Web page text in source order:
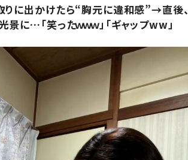
りに出かけたら“胸元に違和感”→直後、
景に…「笑ったｗｗｗ」「ギャップww」